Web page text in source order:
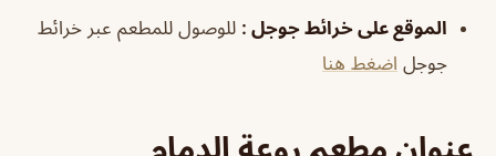
الموقع على خرائط جوجل : للوصول للمطعم عبر خرائط
جوجل اضغط هنا